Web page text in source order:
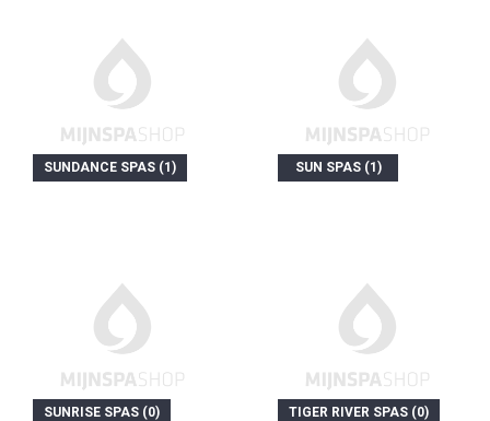
SUNDANCE SPAS (1) SUN SPAS (1)
SUNRISE SPAS (0) TIGER RIVER SPAS (0)